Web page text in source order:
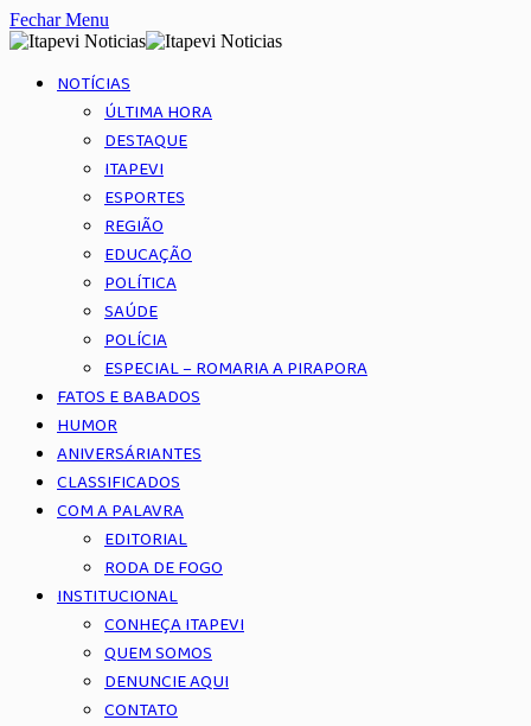
Fechar Menu
NOTÍCIAS
ÚLTIMA HORA
DESTAQUE
ITAPEVI
ESPORTES
REGIÃO
EDUCAÇÃO
POLÍTICA
SAÚDE
POLÍCIA
ESPECIAL – ROMARIA A PIRAPORA
FATOS E BABADOS
HUMOR
ANIVERSÁRIANTES
CLASSIFICADOS
COM A PALAVRA
EDITORIAL
RODA DE FOGO
INSTITUCIONAL
CONHEÇA ITAPEVI
QUEM SOMOS
DENUNCIE AQUI
CONTATO